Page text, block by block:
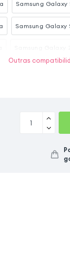
Samsung Galaxy
Samsung Galaxy
Samsung Galaxy
Samsung Galaxy
Outras